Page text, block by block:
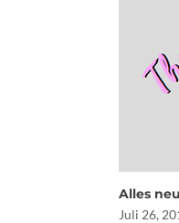
Alles
Juli 26,